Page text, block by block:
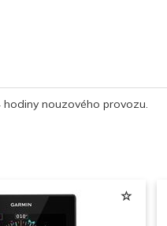
hodiny nouzového provozu.